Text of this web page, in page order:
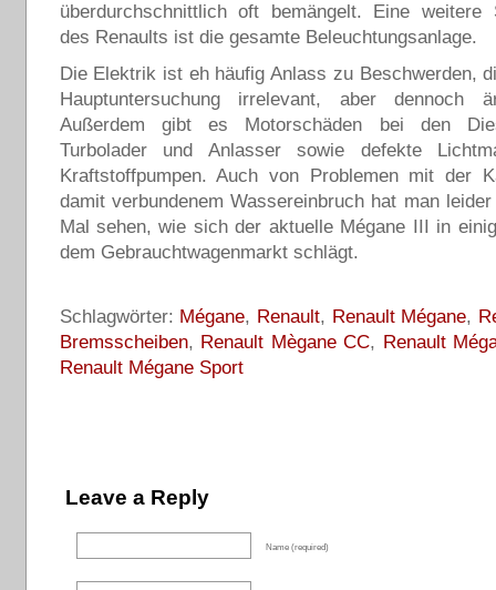
überdurchschnittlich oft bemängelt. Eine weitere
des Renaults ist die gesamte Beleuchtungsanlage.
Die Elektrik ist eh häufig Anlass zu Beschwerden,
Hauptuntersuchung irrelevant, aber dennoch
Außerdem gibt es Motorschäden bei den
Turbolader und Anlasser sowie defekte
Kraftstoffpumpen. Auch von Problemen mit der
damit verbundenem Wassereinbruch hat man
Mal sehen, wie sich der aktuelle Mégane III in
dem Gebrauchtwagenmarkt schlägt.
Schlagwörter: Mégane, Renault, Renault Mégane,
Bremsscheiben, Renault Mègane CC, Renault
Renault Mégane Sport
Leave a Reply
Name (required)